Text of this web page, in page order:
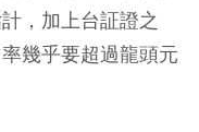
，加上台証證之
幾乎要超過龍頭元